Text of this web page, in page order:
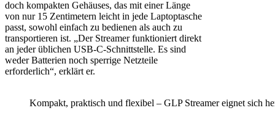
doch kompakten Gehäuses, das mit einer Länge
von nur 15 Zentimetern leicht in jede Laptoptasche
passt, sowohl einfach zu bedienen als auch zu
transportieren ist. „Der Streamer funktioniert direkt
an jeder üblichen USB-C-Schnittstelle. Es sind
weder Batterien noch sperrige Netzteile
erforderlich“, erklärt er.
Kompakt, praktisch und flexibel – GLP Streamer eignet sich